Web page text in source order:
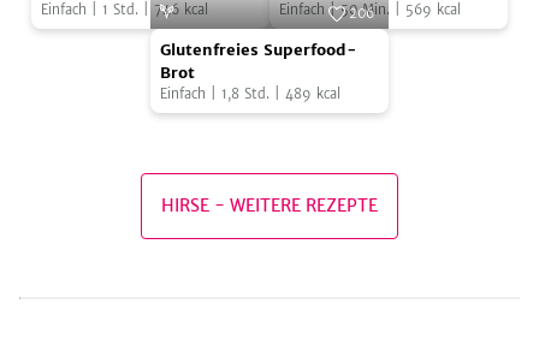
mit
Haselnusskruste
Erdbeerragout
Erdbeerragout
Einfach 1 Std. 746 kcal
Auflauf
Einfach |50 Min. 569 kcal
Glutenfreies
Superfood-
Brot
SevenCooks
206
Glutenfreies Superfood-
Brot
Einfach 1,8 Std. 489 kcal
HIRSE - WEITERE REZEPTE